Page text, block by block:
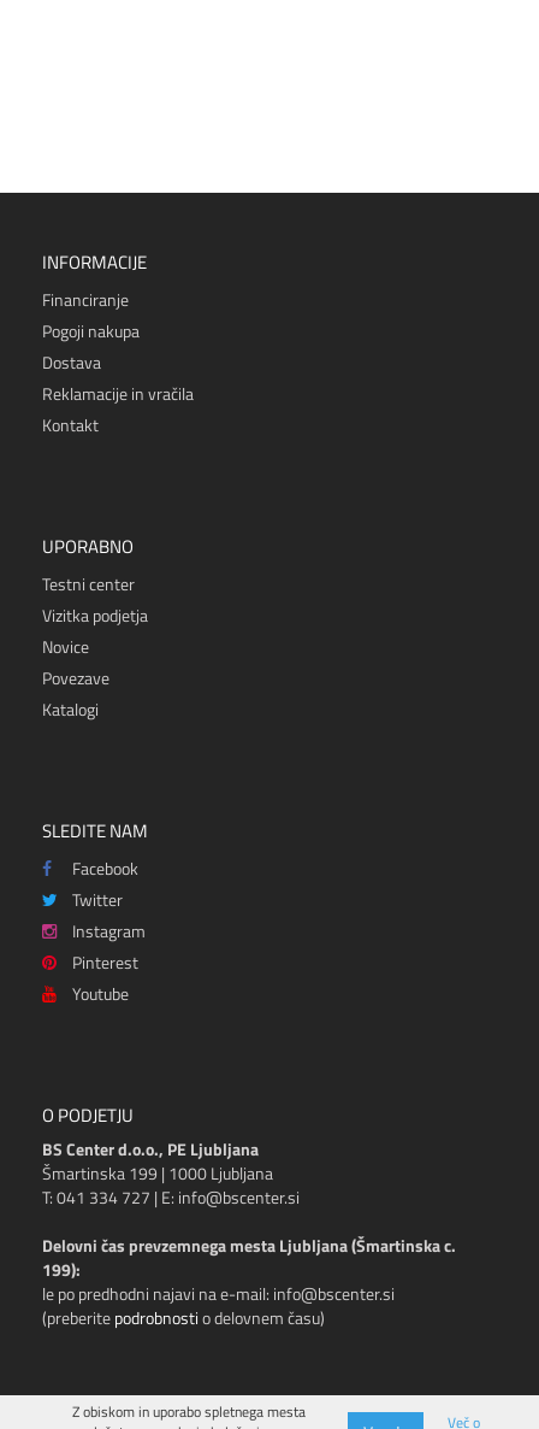
INFORMACIJE
Financiranje
Pogoji nakupa
Dostava
Reklamacije in vračila
Kontakt
UPORABNO
Testni center
Vizitka podjetja
Novice
Povezave
Katalogi
SLEDITE NAM
Facebook
Twitter
Instagram
Pinterest
Youtube
O PODJETJU
BS Center d.o.o., PE Ljubljana
Šmartinska 199 | 1000 Ljubljana
T: 041 334 727 | E: info@bscenter.si
Delovni čas prevzemnega mesta Ljubljana (Šmartinska c.
199):
le po predhodni najavi na e-mail: info@bscenter.si
(preberitepodrobnostio delovnem času)
Z obiskom in uporabo spletnega mesta
Več o